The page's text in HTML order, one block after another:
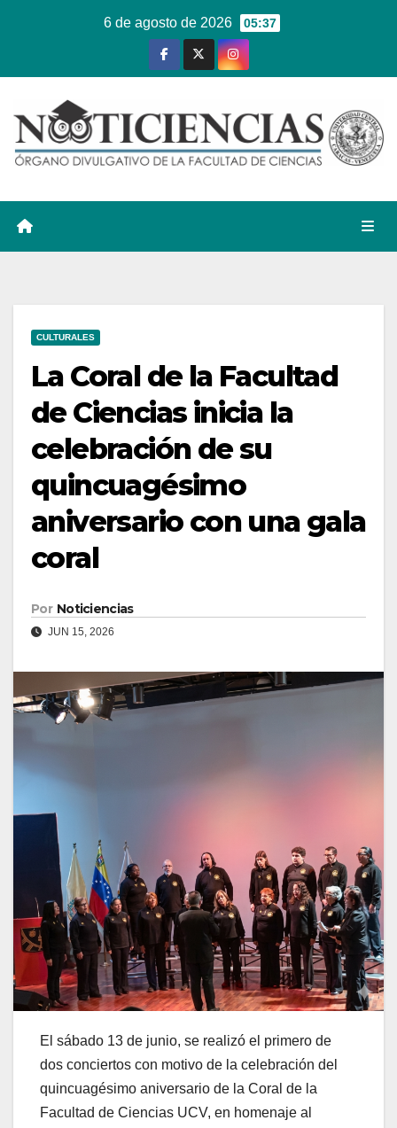
6 de agosto de 2026 05:37
CULTURALES
La Coral de la Facultad
de Ciencias inicia la
celebración de su
quincuagésimo
aniversario con una gala
coral
Por Noticiencias
JUN 15, 2026
El sábado 13 de junio, se realizó el primero de
dos conciertos con motivo de la celebración del
quincuagésimo aniversario de la Coral de la
Facultad de Ciencias UCV, en homenaje al